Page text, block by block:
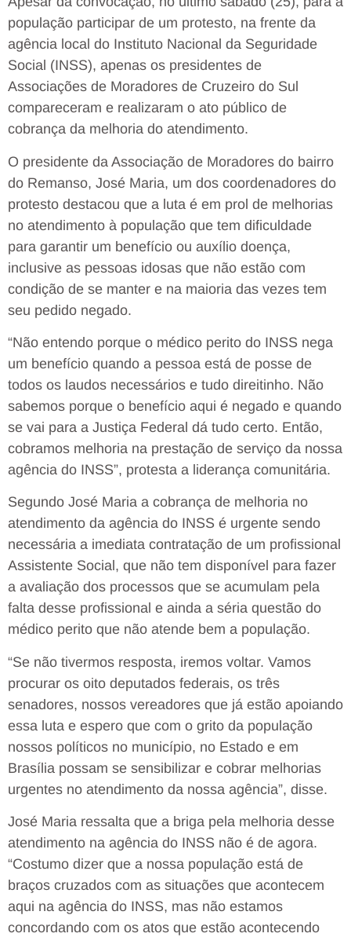
população participar de um protesto, na frente da
agência local do Instituto Nacional da Seguridade
Social (INSS), apenas os presidentes de
Associações de Moradores de Cruzeiro do Sul
compareceram e realizaram o ato público de
cobrança da melhoria do atendimento.
O presidente da Associação de Moradores do bairro
do Remanso, José Maria, um dos coordenadores do
protesto destacou que a luta é em prol de melhorias
no atendimento à população que tem dificuldade
para garantir um benefício ou auxílio doença,
inclusive as pessoas idosas que não estão com
condição de se manter e na maioria das vezes tem
seu pedido negado.
“Não entendo porque o médico perito do INSS nega
um benefício quando a pessoa está de posse de
todos os laudos necessários e tudo direitinho. Não
sabemos porque o benefício aqui é negado e quando
se vai para a Justiça Federal dá tudo certo. Então,
cobramos melhoria na prestação de serviço da nossa
agência do INSS”, protesta a liderança comunitária.
Segundo José Maria a cobrança de melhoria no
atendimento da agência do INSS é urgente sendo
necessária a imediata contratação de um profissional
Assistente Social, que não tem disponível para fazer
a avaliação dos processos que se acumulam pela
falta desse profissional e ainda a séria questão do
médico perito que não atende bem a população.
“Se não tivermos resposta, iremos voltar. Vamos
procurar os oito deputados federais, os três
senadores, nossos vereadores que já estão apoiando
essa luta e espero que com o grito da população
nossos políticos no município, no Estado e em
Brasília possam se sensibilizar e cobrar melhorias
urgentes no atendimento da nossa agência”, disse.
José Maria ressalta que a briga pela melhoria desse
atendimento na agência do INSS não é de agora.
“Costumo dizer que a nossa população está de
braços cruzados com as situações que acontecem
aqui na agência do INSS, mas não estamos
concordando com os atos que estão acontecendo